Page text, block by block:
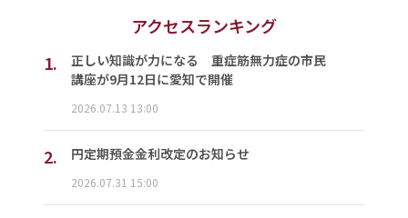
アクセスランキング
1.
正しい知識が力になる 重症筋無力症の市民
講座が9月12日に愛知で開催
2026.07.13 13:00
2. 円定期預金金利改定のお知らせ
2026.07.31 15:00